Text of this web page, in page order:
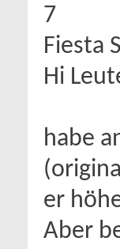
7
Fiesta
Hi
habe
er
Aber